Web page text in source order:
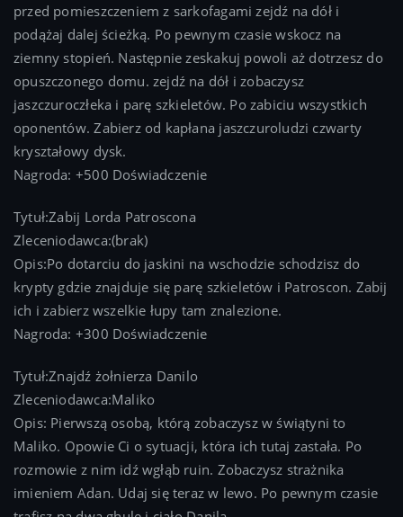
przed pomieszczeniem z sarkofagami zejdź na dół i
podążaj dalej ścieżką. Po pewnym czasie wskocz na
ziemny stopień. Następnie zeskakuj powoli aż dotrzesz do
opuszczonego domu. zejdź na dół i zobaczysz
jaszczuroczłeka i parę szkieletów. Po zabiciu wszystkich
oponentów. Zabierz od kapłana jaszczuroludzi czwarty
kryształowy dysk.
Nagroda: +500 Doświadczenie
Tytuł:Zabij Lorda Patroscona
Zleceniodawca:(brak)
Opis:Po dotarciu do jaskini na wschodzie schodzisz do
krypty gdzie znajduje się parę szkieletów i Patroscon. Zabij
ich i zabierz wszelkie łupy tam znalezione.
Nagroda: +300 Doświadczenie
Tytuł:Znajdź żołnierza Danilo
Zleceniodawca:Maliko
Opis: Pierwszą osobą, którą zobaczysz w świątyni to
Maliko. Opowie Ci o sytuacji, która ich tutaj zastała. Po
rozmowie z nim idź wgłąb ruin. Zobaczysz strażnika
imieniem Adan. Udaj się teraz w lewo. Po pewnym czasie